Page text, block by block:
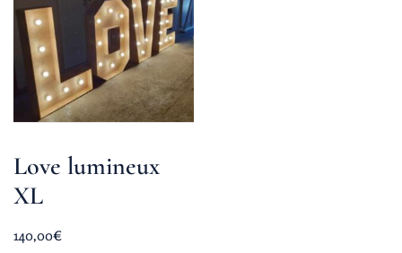
Love lumineux
XL
140,00€